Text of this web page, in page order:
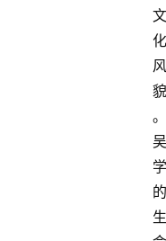
文
化
风
貌
。
吴
学
的
生